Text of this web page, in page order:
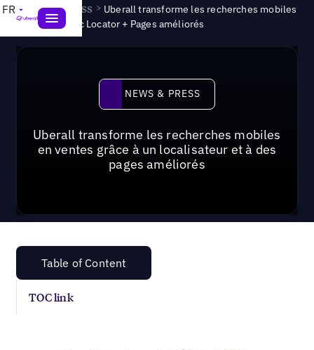
FR News & Press > Uberall transforme les recherches mobiles
en ventes avec Locator + Pages améliorés
News & Press
NEWS & PRESS
Uberall transforme les recherches mobiles
en ventes grâce à un localisateur et à des
pages améliorés
Table of Content
TOC link